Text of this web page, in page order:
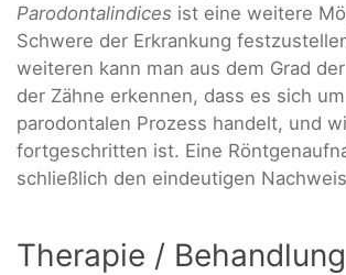
Parodontalindices ist eine weitere
Schwere der Erkrankung
weiteren kann man aus dem Grad
der Zähne erkennen, dass es sich
parodontalen Prozess handelt, und
fortgeschritten ist. Eine
schließlich den eindeutigen
Therapie / Behandlung